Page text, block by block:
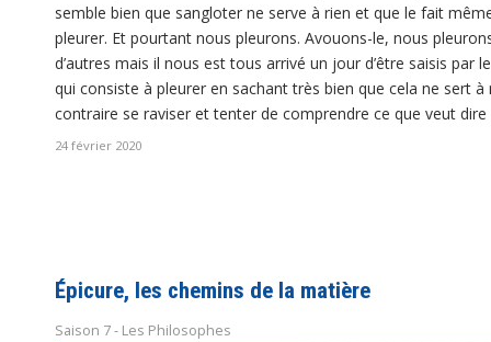
semble bien que sangloter ne serve à rien et que le fait
pleurer. Et pourtant nous pleurons. Avouons-le, nous
d’autres mais il nous est tous arrivé un jour d’être saisis par
qui consiste à pleurer en sachant très bien que cela ne sert
contraire se raviser et tenter de comprendre ce que veut
24 février 2020
Épicure, les chemins de la matière
Saison 7 - Les Philosophes